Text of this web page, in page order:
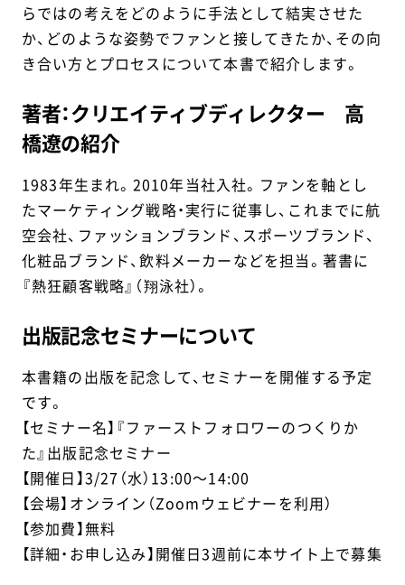
らではの考えをどのように手法として結実させた
か、どのような姿勢でファンと接してきたか、その向
き合い方とプロセスについて本書で紹介します。
著者：クリエイティブディレクター 高
橋遼の紹介
1983年生まれ。2010年当社入社。ファンを軸とし
たマーケティング戦略・実行に従事し、これまでに航
空会社、ファッションブランド、スポーツブランド、
化粧品ブランド、飲料メーカーなどを担当。著書に
『熱狂顧客戦略』（翔泳社）。
出版記念セミナーについて
本書籍の出版を記念して、セミナーを開催する予定
です。
【セミナー名】『ファーストフォロワーのつくりか
た』出版記念セミナー
【開催日】3/27（水）13:00～14:00
【会場】オンライン（Zoomウェビナーを利用）
【参加費】無料
【詳細・お申し込み】開催日3週前に本サイト上で募集